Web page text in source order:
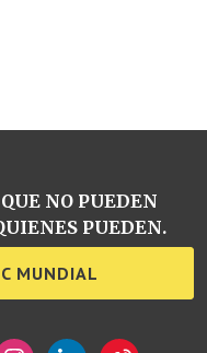
NO PUEDEN
PUEDEN.
MUNDIAL